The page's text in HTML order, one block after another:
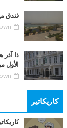
فندق
ذا آذر
الأول من
كاريكاتير